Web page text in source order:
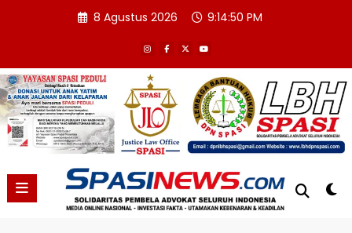
8 Agustus 2026 9:14:51 PM